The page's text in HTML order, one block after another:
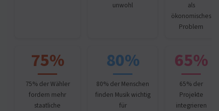
unwohl
als
ökonomisches
Problem
75%
75% der Wähler
fordern mehr
staatliche
80%
80% der Menschen
finden Musik wichtig
für
65%
65% der
Projekte
integrieren